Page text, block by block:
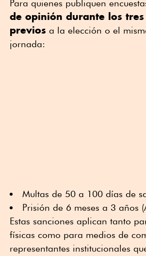
Para quienes publiquen
de opinión durante los tres
previos a la elección o el
jornada:
Multas de 50 a 100 días de
Prisión de 6 meses a 3 años
Estas sanciones aplican tanto
físicas como para medios de
representantes institucionales